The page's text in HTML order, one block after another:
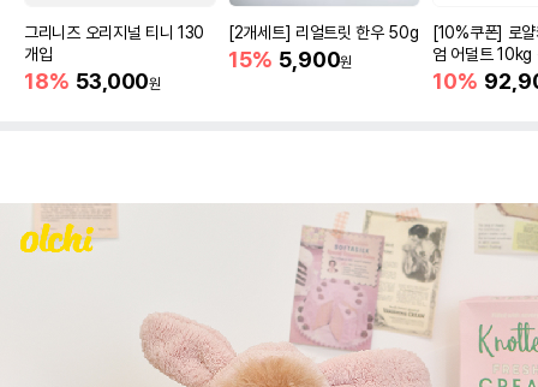
그리니즈 오리지널 티니 130
개입
18% 53,000원
[2개세트] 리얼트릿 한우 50g
15% 5,900원
[10%쿠폰] 로
엄 어덜트 10kg
증진
10%